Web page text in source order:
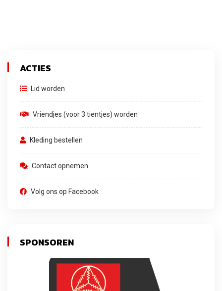
ACTIES
Lid worden
Vriendjes (voor 3 tientjes) worden
Kleding bestellen
Contact opnemen
Volg ons op Facebook
SPONSOREN